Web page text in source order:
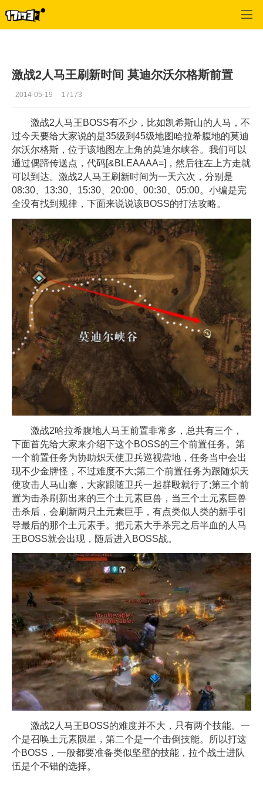
激战2人马王刷新时间 莫迪尔沃尔格斯前置
2014-05-19 17173
激战2人马王BOSS有不少，比如凯希斯山的人马，不
过今天要给大家说的是35级到45级地图哈拉希腹地的莫迪
尔沃尔格斯，位于该地图左上角的莫迪尔峡谷。我们可以
通过偶蹄传送点，代码[&BLEAAAA=]，然后往左上方走就
可以到达。激战2人马王刷新时间为一天六次，分别是
08:30、13:30、15:30、20:00、00:30、05:00。小编是完
全没有找到规律，下面来说说该BOSS的打法攻略。
激战2哈拉希腹地人马王前置非常多，总共有三个，
下面首先给大家来介绍下这个BOSS的三个前置任务。第
一个前置任务为协助炽天使卫兵巡视营地，任务当中会出
现不少金牌怪，不过难度不大;第二个前置任务为跟随炽天
使攻击人马山寨，大家跟随卫兵一起群殴就行了;第三个前
置为击杀刷新出来的三个土元素巨兽，当三个土元素巨兽
击杀后，会刷新两只土元素巨手，有点类似人类的新手引
导最后的那个土元素手。把元素大手杀完之后半血的人马
王BOSS就会出现，随后进入BOSS战。
激战2人马王BOSS的难度并不大，只有两个技能。一
个是召唤土元素陨星，第二个是一个击倒技能。所以打这
个BOSS，一般都要准备类似坚壁的技能，拉个战士进队
伍是个不错的选择。